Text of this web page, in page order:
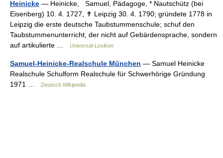
Heinicke — Heinicke, Samuel, Pädagoge, * Nautschütz (bei
Eisenberg) 10. 4. 1727, ✝ Leipzig 30. 4. 1790; gründete 1778 in
Leipzig die erste deutsche Taubstummenschule; schuf den
Taubstummenunterricht, der nicht auf Gebärdensprache, sondern
auf artikulierte …
Universal-Lexikon
Samuel-Heinicke-Realschule München — Samuel Heinicke
Realschule Schulform Realschule für Schwerhörige Gründung
1971 …
Deutsch Wikipedia